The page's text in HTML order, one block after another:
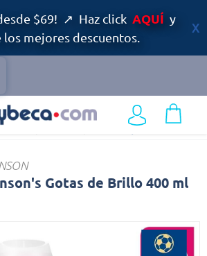
$69! ↗ Haz click AQUÍ y
los mejores descuentos.
Shampoo
Gotas de Brillo 400 ml